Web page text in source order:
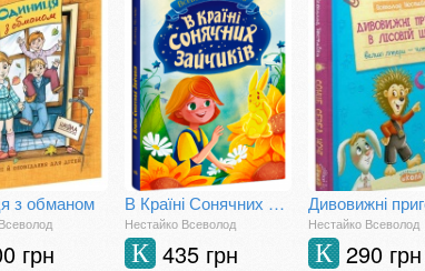
з обманом
грн
В Країні Сонячних Зайчиків
Нестайко Всеволод
435 грн
К
Нестайко Всеволод
290 грн
К